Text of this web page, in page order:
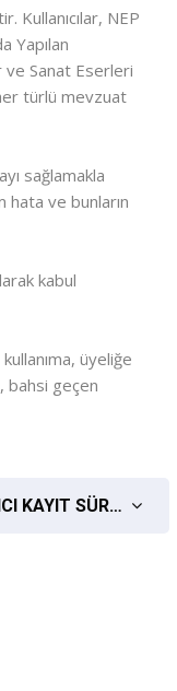
Kullanıcılar, NEP
Yapılan
ve Sanat Eserleri
türlü mevzuat
sağlamakla
hata ve bunların
kabul
üyeliğe
bahsi geçen
METNİ